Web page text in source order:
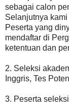
sebagai calon
Selanjutnya
Peserta yang
mendaftar di
ketentuan dan
2. Seleksi
Inggris, Tes
3. Peserta